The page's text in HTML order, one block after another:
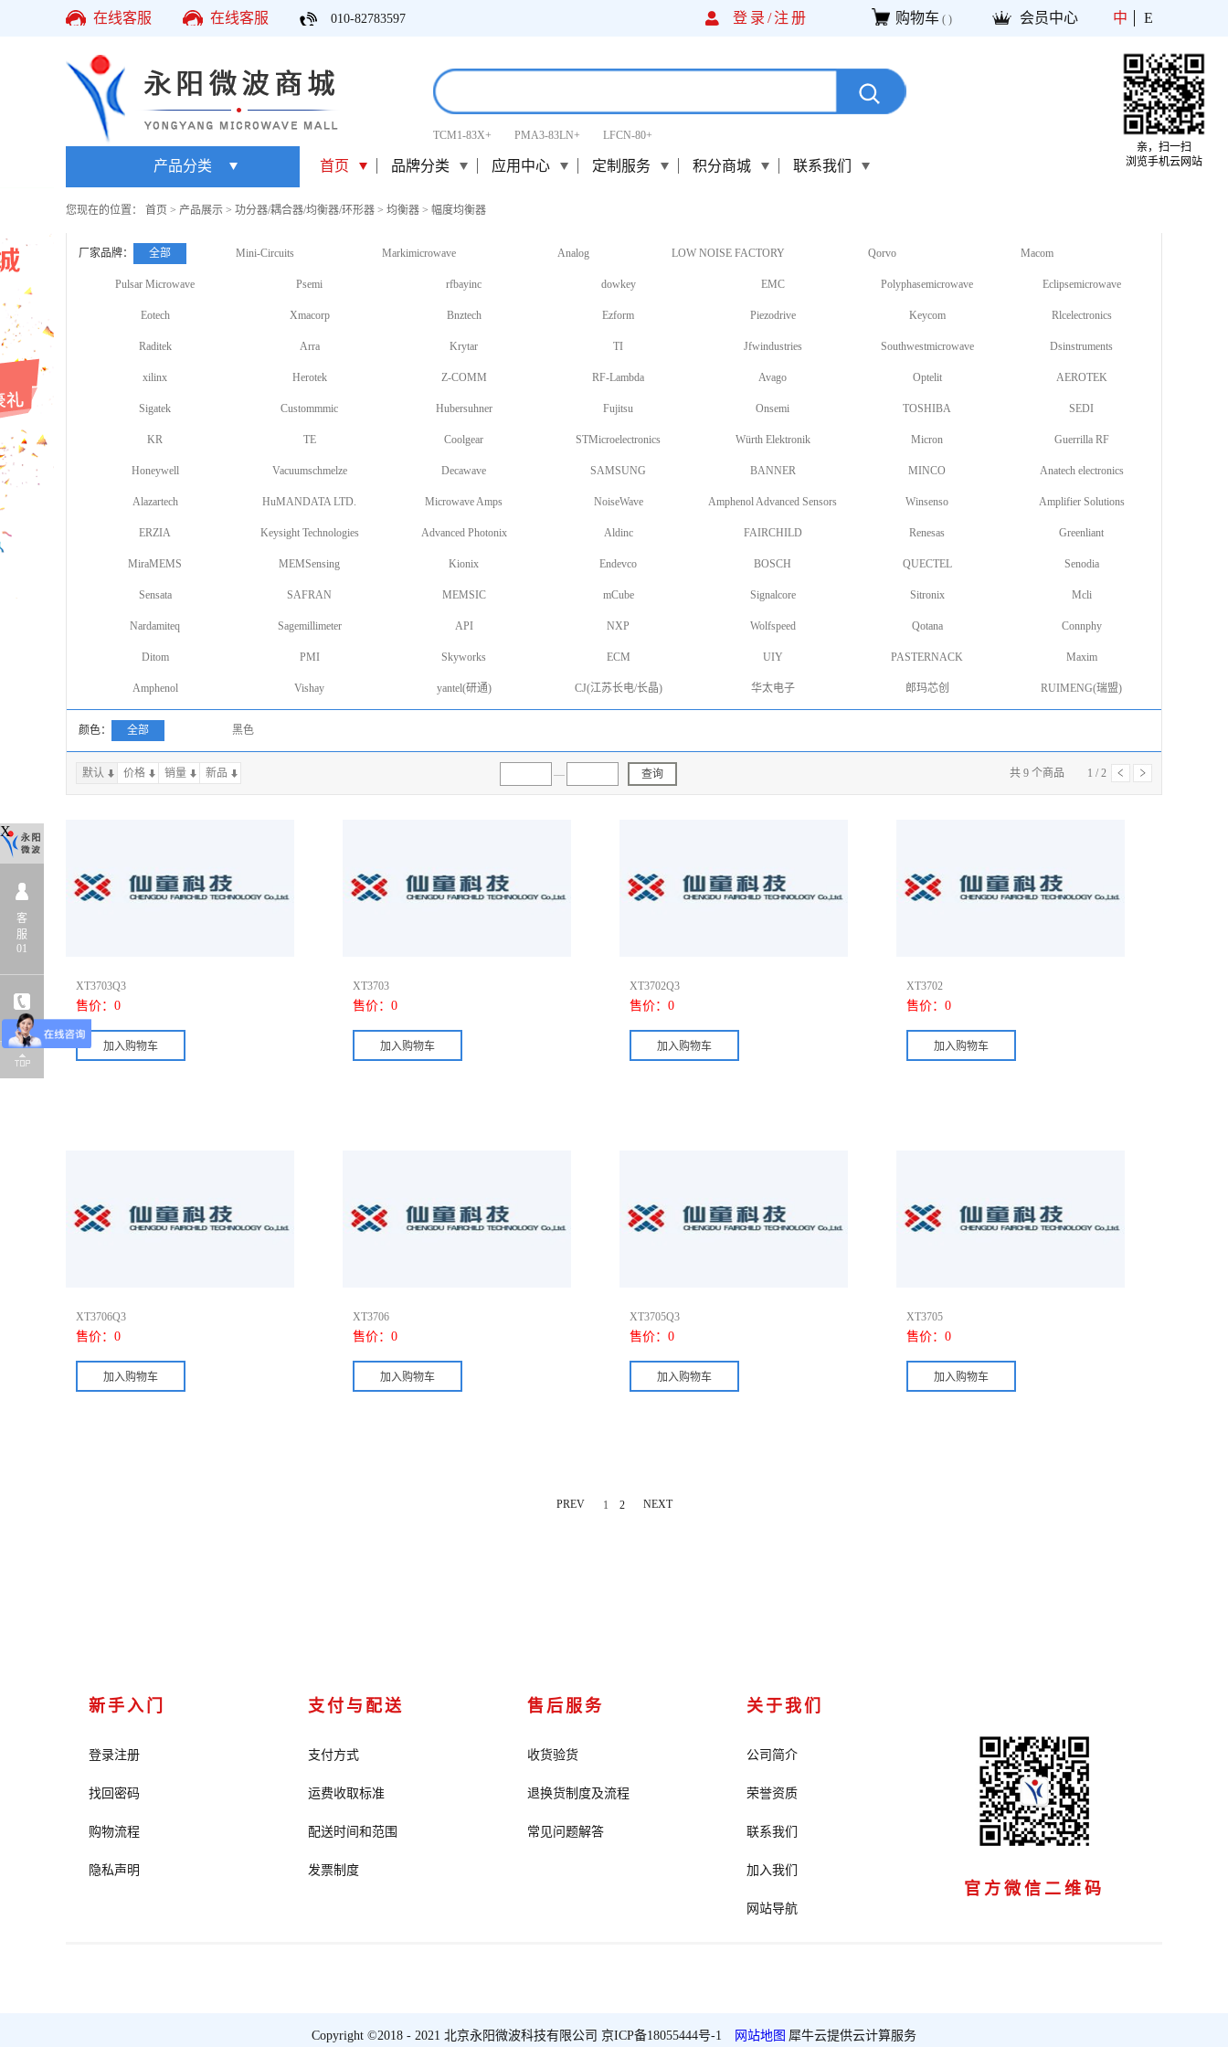
在线客服 在线客服 010-82783597 登录/注册 购物车 ( ) 会员中心 中 E
TCM1-83X+ PMA3-83LN+ LFCN-80+
产品分类 首页 品牌分类 应用中心 定制服务 积分商城 联系我们
您现在的位置： 首页 > 产品展示 > 功分器/耦合器/均衡器/环形器 > 均衡器 > 幅度均衡器
厂家品牌： 全部 Mini-Circuits Markimicrowave Analog LOW NOISE FACTORY Qorvo Macom
Pulsar Microwave Psemi rfbayinc dowkey EMC Polyphasemicrowave Eclipsemicrowave
Eotech Xmacorp Bnztech Ezform Piezodrive Keycom Rlcelectronics
Raditek Arra Krytar TI Jfwindustries Southwestmicrowave Dsinstruments
xilinx Herotek Z-COMM RF-Lambda Avago Optelit AEROTEK
Sigatek Custommmic Hubersuhner Fujitsu Onsemi TOSHIBA SEDI
KR TE Coolgear STMicroelectronics Würth Elektronik Micron Guerrilla RF
Honeywell Vacuumschmelze Decawave SAMSUNG BANNER MINCO Anatech electronics
Alazartech HuMANDATA LTD. Microwave Amps NoiseWave Amphenol Advanced Sensors Winsenso Amplifier Solutions
ERZIA Keysight Technologies Advanced Photonix Aldinc FAIRCHILD Renesas Greenliant
MiraMEMS MEMSensing Kionix Endevco BOSCH QUECTEL Senodia
Sensata SAFRAN MEMSIC mCube Signalcore Sitronix Mcli
Nardamiteq Sagemillimeter API NXP Wolfspeed Qotana Connphy
Ditom PMI Skyworks ECM UIY PASTERNACK Maxim
Amphenol Vishay yantel(研通) CJ(江苏长电/长晶) 华太电子 郎玛芯创 RUIMENG(瑞盟)
颜色： 全部 黑色
默认 价格 销量 新品 — 查询 共 9 个商品 1 / 2
上一页下一页
XT3703Q3
售价： 0
XT3703
售价： 0
XT3702Q3
售价： 0
XT3702
售价： 0
XT3706Q3
售价： 0
XT3706
售价： 0
XT3705Q3
售价： 0
XT3705
售价： 0
PREV 1 2 NEXT
新手入门
登录注册
找回密码
购物流程
隐私声明
支付与配送
支付方式
运费收取标准
配送时间和范围
发票制度
售后服务
收货验货
退换货制度及流程
常见问题解答
关于我们
公司简介
荣誉资质
联系我们
加入我们
网站导航
官方微信二维码
Copyright ©2018 - 2021 北京永阳微波科技有限公司 京ICP备18055444号-1 网站地图 犀牛云提供云计算服务
X
客
服
01
亲，扫一扫
浏览手机云网站